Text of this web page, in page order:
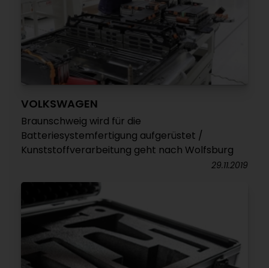
VOLKSWAGEN
Braunschweig wird für die
Batteriesystemfertigung aufgerüstet /
Kunststoffverarbeitung geht nach Wolfsburg
29.11.2019